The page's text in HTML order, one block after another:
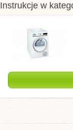
Instrukcje w